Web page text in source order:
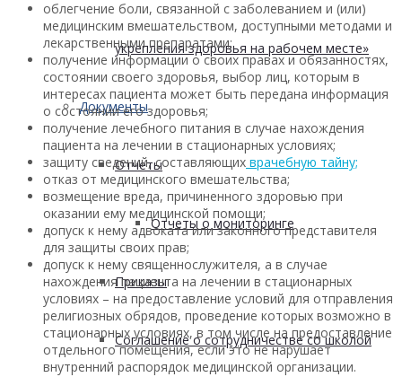
укрепления здоровья на рабочем месте»
Документы
Отчеты
Отчеты о мониторинге
Приказы
Соглашение о сотрудничестве со школой
облегчение боли, связанной с заболеванием и (или)
медицинским вмешательством, доступными методами и
лекарственными препаратами;
получение информации о своих правах и обязанностях,
состоянии своего здоровья, выбор лиц, которым в
интересах пациента может быть передана информация
о состоянии его здоровья;
получение лечебного питания в случае нахождения
пациента на лечении в стационарных условиях;
защиту сведений, составляющих врачебную тайну;
отказ от медицинского вмешательства;
возмещение вреда, причиненного здоровью при
оказании ему медицинской помощи;
допуск к нему адвоката или законного представителя
для защиты своих прав;
допуск к нему священнослужителя, а в случае
нахождения пациента на лечении в стационарных
условиях – на предоставление условий для отправления
религиозных обрядов, проведение которых возможно в
стационарных условиях, в том числе на предоставление
отдельного помещения, если это не нарушает
внутренний распорядок медицинской организации.